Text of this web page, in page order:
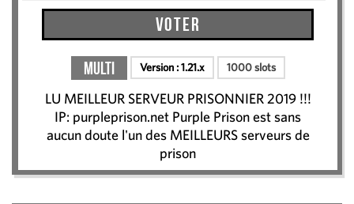
Voter
Multi Version :1.21.x 1000 slots
LU MEILLEUR SERVEUR PRISONNIER 2019 !!!
IP: purpleprison.net Purple Prison est sans
aucun doute l'un des MEILLEURS serveurs de
prison